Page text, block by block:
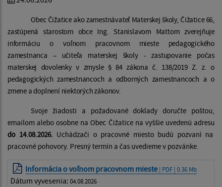
Obec Čižatice ako zamestnávateľ Materskej školy, Čižatice 66,
zastúpená starostom obce Ing. Stanislavom Mattom zverejňuje
informáciu o voľnom pracovnom mieste pedagogického
zamestnanca – učiteľa materskej školy - zastupovanie počas
materskej dovolenky v zmysle § 84 zákona č. 138/2019 Z. z. o
pedagogických zamestnancoch a odborných zamestnancoch a o
zmene a doplnení niektorých zákonov.
Svoje žiadosti a požadované doklady doručte poštou,
emailom alebo osobne na Obec Čižatice na vyššie uvedenú adresu
do 14.08.2026. Uchádzači o pracovné miesto budú pozvaní na
pracovné pohovory. Presný termín a čas uvedieme v pozvánke.
Informácia o voľnom pracovnom mieste | PDF | 0.36 Mb
Dátum vyvesenia: 04.08.2026